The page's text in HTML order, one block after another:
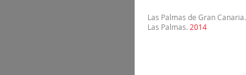
Las Palmas de Gran Canaria.
Las Palmas. 2014